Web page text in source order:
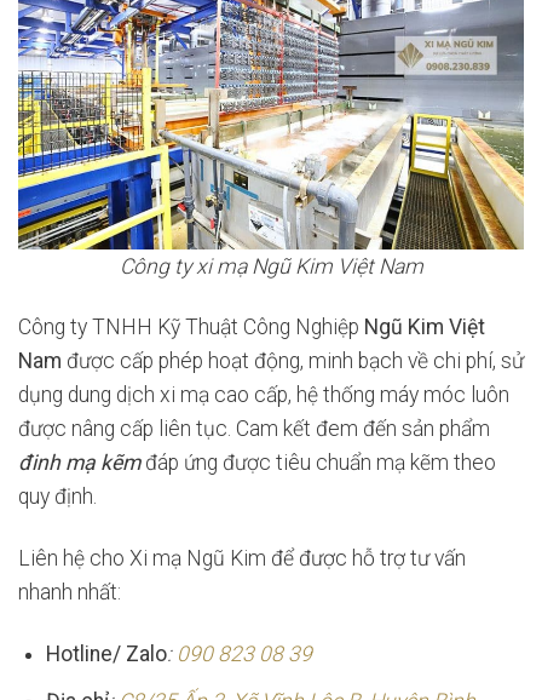
Công ty xi mạ Ngũ Kim Việt Nam
Công ty TNHH Kỹ Thuật Công Nghiệp Ngũ Kim Việt
Nam được cấp phép hoạt động, minh bạch về chi phí, sử
dụng dung dịch xi mạ cao cấp, hệ thống máy móc luôn
được nâng cấp liên tục. Cam kết đem đến sản phẩm
đinh mạ kẽmđáp ứng được tiêu chuẩn mạ kẽm theo
quy định.
Liên hệ cho Xi mạ Ngũ Kim để được hỗ trợ tư vấn
nhanh nhất:
Hotline/ Zalo: 090 823 08 39